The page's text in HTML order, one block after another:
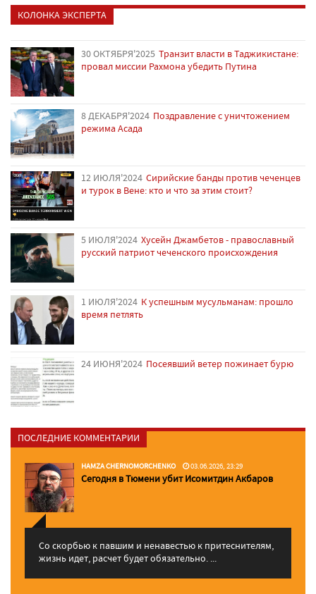
КОЛОНКА ЭКСПЕРТА
30 ОКТЯБРЯ'2025 Транзит власти в Таджикистане:
провал миссии Рахмона убедить Путина
8 ДЕКАБРЯ'2024 Поздравление с уничтожением
режима Асада
12 ИЮЛЯ'2024 Сирийские банды против чеченцев
и турок в Вене: кто и что за этим стоит?
5 ИЮЛЯ'2024 Хусейн Джамбетов - православный
русский патриот чеченского происхождения
1 ИЮЛЯ'2024 К успешным мусульманам: прошло
время петлять
24 ИЮНЯ'2024 Посеявший ветер пожинает бурю
ПОСЛЕДНИЕ КОММЕНТАРИИ
HAMZA CHERNOMORCHENKO 03.06.2026, 23:29
Сегодня в Тюмени убит Исомитдин Акбаров
Со скорбью к павшим и ненавестью к притеснителям,
жизнь идет, расчет будет обязательно. ...